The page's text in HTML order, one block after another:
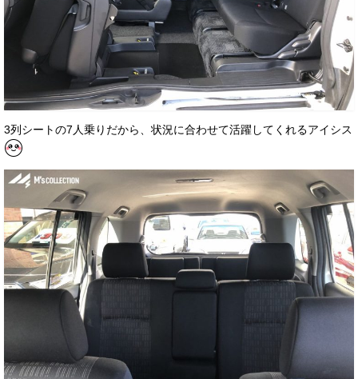
3列シートの7人乗りだから、状況に合わせて活躍してくれるアイシス